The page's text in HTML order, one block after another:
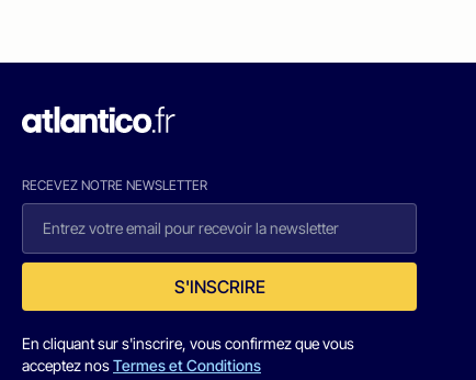
RECEVEZ NOTRE NEWSLETTER
S'INSCRIRE
En cliquant sur s'inscrire, vous confirmez que vous
acceptez nosTermes et Conditions